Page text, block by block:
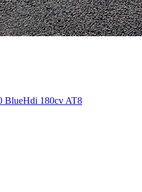
180cv AT8